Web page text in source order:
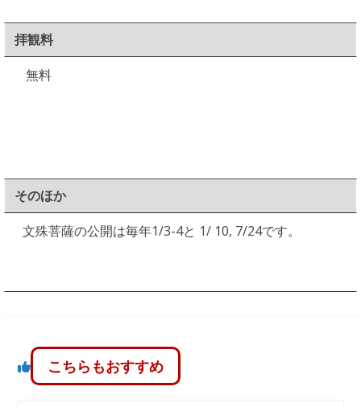
拝観料
無料
そのほか
文殊菩薩の公開は毎年1/3-4と 1/ 10, 7/24です。
こちらもおすすめ